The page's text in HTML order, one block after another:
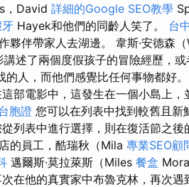
，David 詳細的Google SEO教學
Hayek和他們的同齡人笑了。 台
夥伴帶家人去湖邊。 韋斯·安德森（
述了兩個度假孩子的冒險經歷，
人，而他們感覺比任何事物都好。
部電影中，這發生在一個小島上
胞證 您可以在列表中找到較舊且新
列表中進行選擇，則在復活節之
的員工，酷瑞秋（Mila 專業SEO顧
邁爾斯·莫拉萊斯（Miles 餐盒
在他的真實家中布魯克林，再次遇